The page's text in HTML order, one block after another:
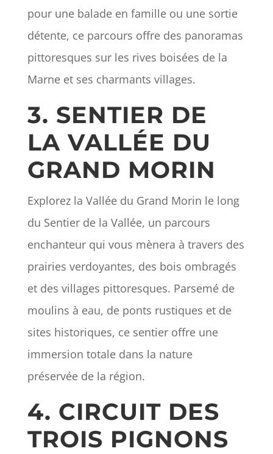
pour une balade en famille ou une sortie
détente, ce parcours offre des panoramas
pittoresques sur les rives boisées de la
Marne et ses charmants villages.
3. SENTIER DE
LA VALLÉE DU
GRAND MORIN
Explorez la Vallée du Grand Morin le long
du Sentier de la Vallée, un parcours
enchanteur qui vous mènera à travers des
prairies verdoyantes, des bois ombragés
et des villages pittoresques. Parsemé de
moulins à eau, de ponts rustiques et de
sites historiques, ce sentier offre une
immersion totale dans la nature
préservée de la région.
4. CIRCUIT DES
TROIS PIGNONS